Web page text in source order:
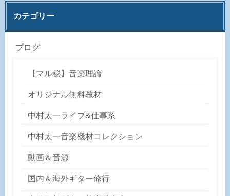
カテゴリー
ブログ
【マル秘】音楽理論
オリジナル無料教材
中村太一ライブ&仕事系
中村太一音楽機材コレクション
動画＆音源
国内＆海外ギター修行